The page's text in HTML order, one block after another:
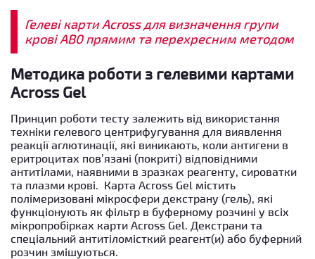
Гелеві карти Across для визначення групи
крові АВ0 прямим та перехресним методом
Методика роботи з гелевими картами
Across Gel
Принцип роботи тесту залежить від використання
техніки гелевого центрифугування для виявлення
реакції аглютинації, які виникають, коли антигени в
еритроцитах пов’язані (покриті) відповідними
антитілами, наявними в зразках реагенту, сироватки
та плазми крові. Карта Across Gel містить
полімеризовані мікросфери декстрану (гель), які
функціонують як фільтр в буферному розчині у всіх
мікропробірках карти Across Gel. Декстрани та
спеціальний антитіломісткий реагент(и) або буферний
розчин змішуються.